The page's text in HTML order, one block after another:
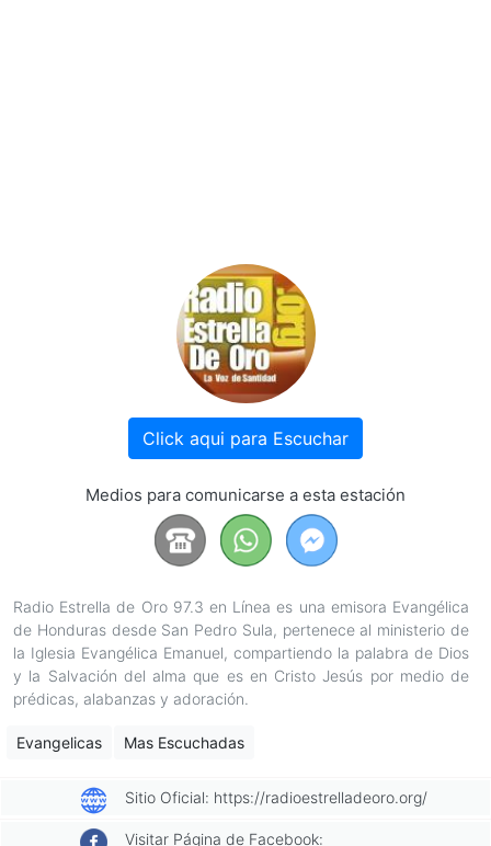
Click aqui para Escuchar
Medios para comunicarse a esta estación
Radio Estrella de Oro 97.3 en Línea es una emisora Evangélica
de Honduras desde San Pedro Sula, pertenece al ministerio de
la Iglesia Evangélica Emanuel, compartiendo la palabra de Dios
y la Salvación del alma que es en Cristo Jesús por medio de
prédicas, alabanzas y adoración.
Evangelicas Mas Escuchadas
Sitio Oficial: https://radioestrelladeoro.org/
Visitar Página de Facebook: